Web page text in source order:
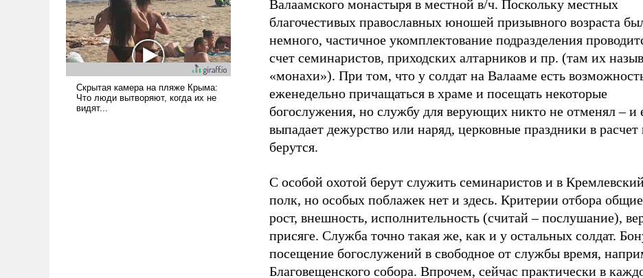
Валаамского монастыря в местной в/ч. Поскольку местных
благочестивых православных юношей призывного возраста
немного, частичное укомплектование подразделения
счет семинаристов, приходских алтарников и пр. (там их
«монахи»). При том, что у солдат на Валааме есть
еженедельно причащаться в храме и посещать некоторые
богослужения, но службу для верующих никто не отменял – и
выпадает дежурство или наряд, церковные праздники в расчет
берутся.
С особой охотой берут служить семинаристов и в
полк, но особых поблажек нет и здесь. Критерии отбора
рост, внешность, исполнительность (считай – послушание),
присяге. Служба точно такая же, как и у остальных солдат.
посещение богослужений в свободное от службы время,
Благовещенского собора. Впрочем, сейчас практически в